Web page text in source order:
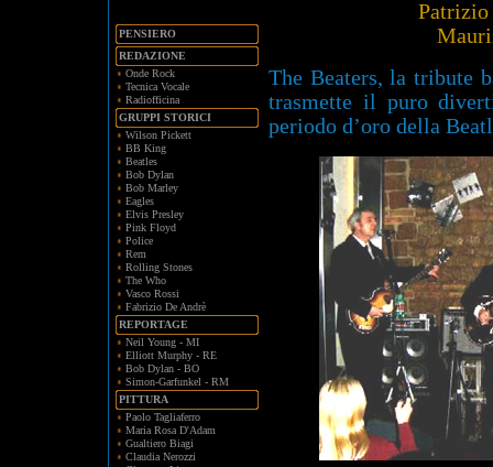
PENSIERO
REDAZIONE
Onde Rock
Tecnica Vocale
Radiofficina
GRUPPI STORICI
Wilson Pickett
BB King
Beatles
Bob Dylan
Bob Marley
Eagles
Elvis Presley
Pink Floyd
Police
Rem
Rolling Stones
The Who
Vasco Rossi
Fabrizio De Andrè
REPORTAGE
Neil Young - MI
Elliott Murphy - RE
Bob Dylan - BO
Simon-Garfunkel - RM
PITTURA
Paolo Tagliaferro
Maria Rosa D'Adam
Gualtiero Biagi
Claudia Nerozzi
The Beaters, la tribute
trasmette il puro
periodo d’oro della